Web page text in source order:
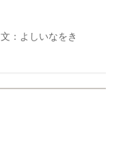
文：よしいなをき